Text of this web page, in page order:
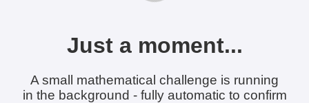
Just a moment...
A small mathematical challenge is running
in the background - fully automatic to confirm